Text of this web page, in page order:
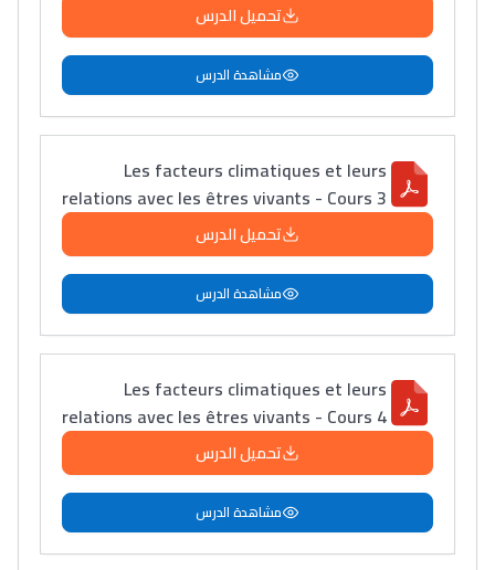
تحميل الدرس
مشاهدة الدرس
Les facteurs climatiques et leurs
relations avec les êtres vivants - Cours 3
تحميل الدرس
مشاهدة الدرس
Les facteurs climatiques et leurs
relations avec les êtres vivants - Cours 4
تحميل الدرس
مشاهدة الدرس